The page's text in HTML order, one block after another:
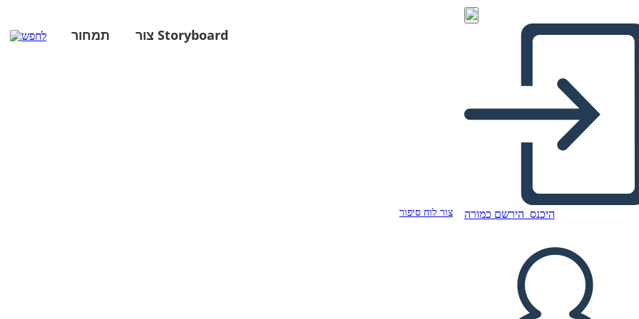
תמחור צור Storyboard
צור לוח סיפור היכנס הירשם כמורה